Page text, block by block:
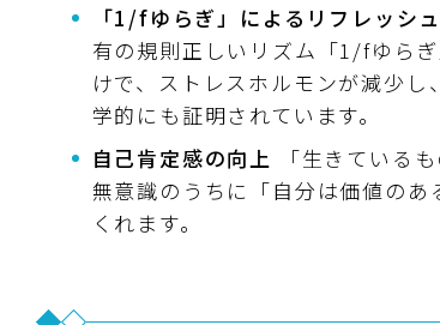
「1/fゆらぎ」によるリフレッシュ
有の規則正しいリズム「1/fゆら
けで、ストレスホルモンが減少
学的にも証明されています。
自己肯定感の向上
「生きている
無意識のうちに「自分は価値の
くれます。